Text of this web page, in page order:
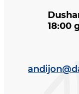
18:00